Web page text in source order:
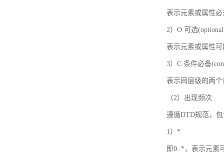
表示元素或属性
2）O 可选
表示元素或属性
3）C 条件必备
表示同层级的两
（2）出现频次
遵循DTD规范，
1）*
即0..*，表示元素